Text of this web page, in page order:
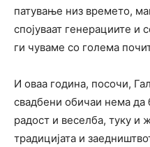
патување низ времето,
спојуваат генерациите и
ги чуваме со голема
И оваа година, посочи,
свадбени обичаи нема да
радост и веселба, туку и
традицијата и